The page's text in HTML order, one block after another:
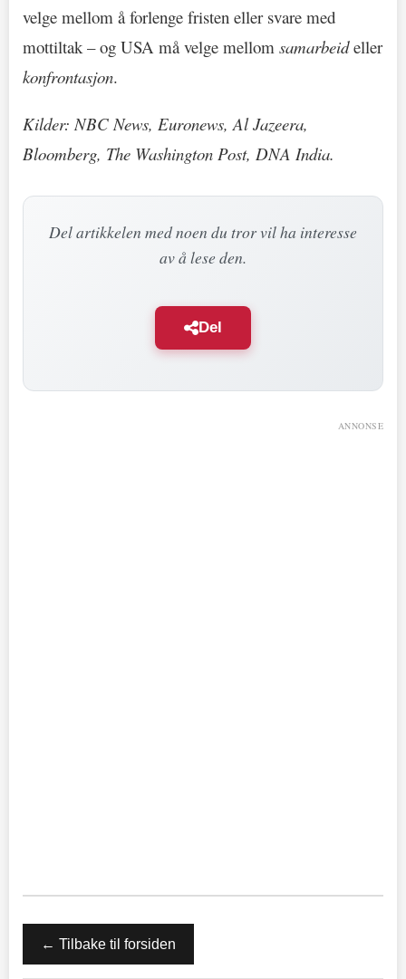
velge mellom å forlenge fristen eller svare med
mottiltak – og USA må velge mellom samarbeideller
konfrontasjon.
Kilder: NBC News, Euronews, Al Jazeera,
Bloomberg, The Washington Post, DNA India.
Del artikkelen med noen du tror vil ha interesse
av å lese den.
Del
ANNONSE
← Tilbake til forsiden